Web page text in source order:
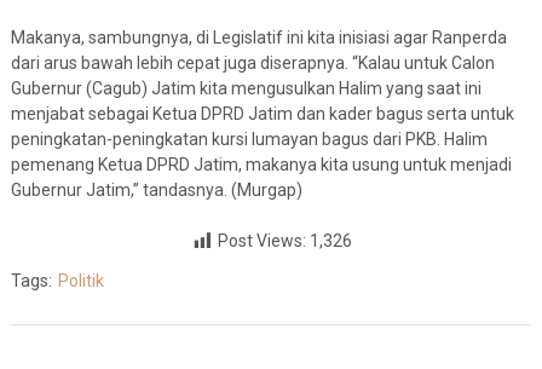
Makanya, sambungnya, di Legislatif ini kita inisiasi agar Ranperda
dari arus bawah lebih cepat juga diserapnya. “Kalau untuk Calon
Gubernur (Cagub) Jatim kita mengusulkan Halim yang saat ini
menjabat sebagai Ketua DPRD Jatim dan kader bagus serta untuk
peningkatan-peningkatan kursi lumayan bagus dari PKB. Halim
pemenang Ketua DPRD Jatim, makanya kita usung untuk menjadi
Gubernur Jatim,” tandasnya. (Murgap)
Post Views: 1,326
Tags: Politik